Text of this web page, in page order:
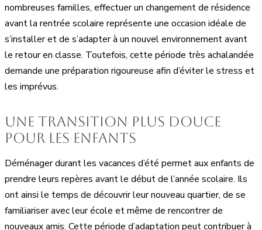
nombreuses familles, effectuer un changement de résidence
avant la rentrée scolaire représente une occasion idéale de
s’installer et de s’adapter à un nouvel environnement avant
le retour en classe. Toutefois, cette période très achalandée
demande une préparation rigoureuse afin d’éviter le stress et
les imprévus.
Une transition plus douce
pour les enfants
Déménager durant les vacances d’été permet aux enfants de
prendre leurs repères avant le début de l’année scolaire. Ils
ont ainsi le temps de découvrir leur nouveau quartier, de se
familiariser avec leur école et même de rencontrer de
nouveaux amis. Cette période d’adaptation peut contribuer à